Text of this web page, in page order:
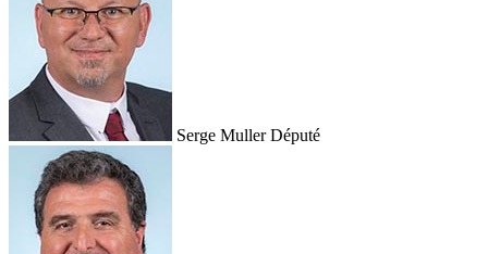
Serge Muller Député